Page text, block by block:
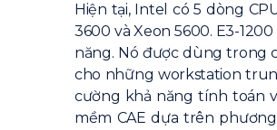
Hiện tại, Intel có 5 dòng
3600 và Xeon 5600. E3-
năng. Nó được dùng trong
cho những workstation
cường khả năng tính toán
mềm CAE dựa trên